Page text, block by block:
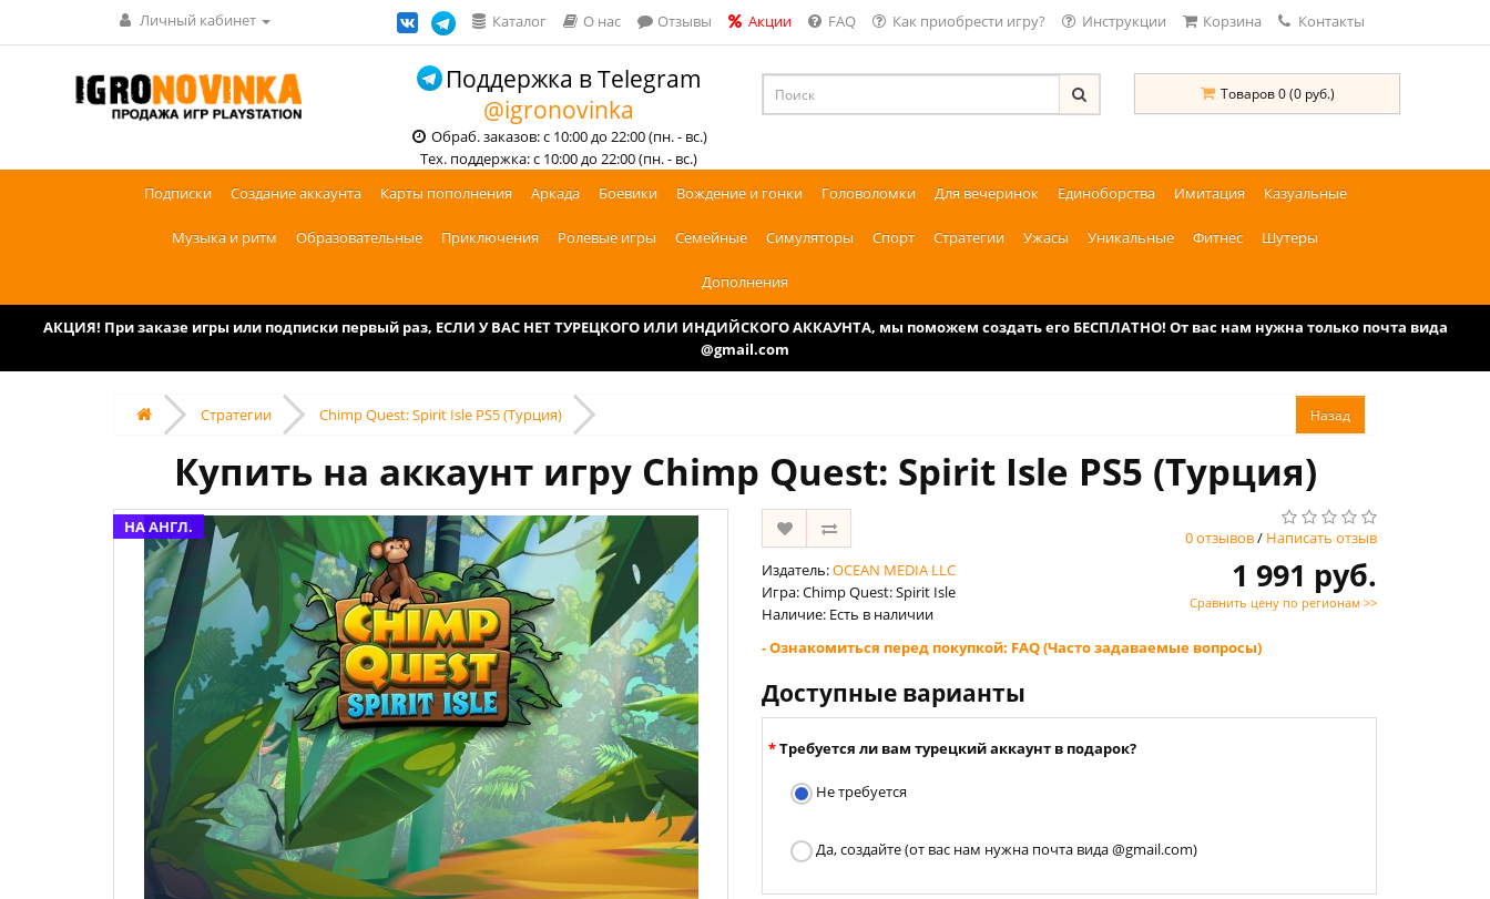
Личный кабинет Каталог О нас Отзывы Акции FAQ Как приобрести игру? Инструкции Корзина Контакты
Поддержка в Telegram
@igronovinka
Обраб. заказов: с 10:00 до 22:00 (пн. - вс.)
Тех. поддержка: с 10:00 до 22:00 (пн. - вс.)
Товаров 0 (0 руб.)
Подписки Создание аккаунта Карты пополнения Аркада Боевики Вождение и гонки Головоломки Для вечеринок Единоборства Имитация Казуальные
Музыка и ритм Образовательные Приключения Ролевые игры Семейные Симуляторы Спорт Стратегии Ужасы Уникальные Фитнес Шутеры
Дополнения
АКЦИЯ! При заказе игры или подписки первый раз, ЕСЛИ У ВАС НЕТ ТУРЕЦКОГО ИЛИ ИНДИЙСКОГО АККАУНТА, мы поможем создать его БЕСПЛАТНО! От вас нам нужна только почта вида
@gmail.com
Стратегии Chimp Quest: Spirit Isle PS5 (Турция)
Купить на аккаунт игру Chimp Quest: Spirit Isle PS5 (Турция)
НА АНГЛ.
0 отзывов/ Написать отзыв
Издатель:OCEAN MEDIA LLC
Игра: Chimp Quest: Spirit Isle
Наличие: Есть в наличии
1 991 руб.
Сравнить цену по регионам >>
- Ознакомиться перед покупкой: FAQ (Часто задаваемые вопросы)
Доступные варианты
Требуется ли вам турецкий аккаунт в подарок?
Не требуется
Да, создайте (от вас нам нужна почта вида @gmail.com)